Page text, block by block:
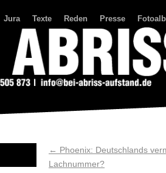
Jura Texte Reden Presse
← Phoenix: Deutschlands
Lachnummer?